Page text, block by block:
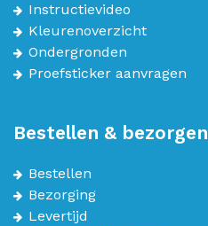
Instructievideo
Kleurenoverzicht
Ondergronden
Proefsticker aanvragen
Bestellen & bezorgen
Bestellen
Bezorging
Levertijd